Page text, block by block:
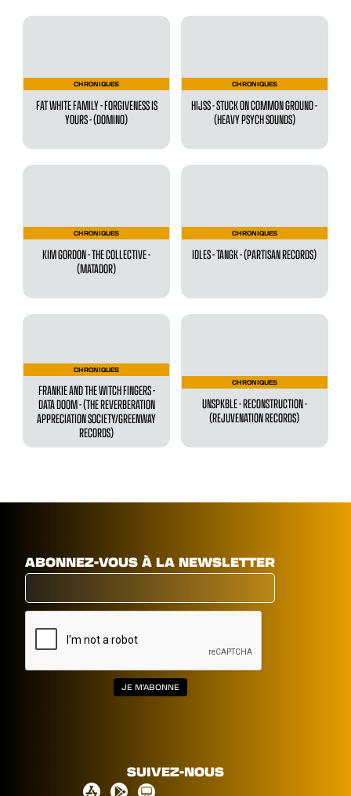
CHRONIQUES
FAT WHITE FAMILY - FORGIVENESS IS
YOURS - (DOMINO)
CHRONIQUES
HIJSS - STUCK ON COMMON GROUND -
(HEAVY PSYCH SOUNDS)
CHRONIQUES
KIM GORDON - THE COLLECTIVE -
(MATADOR)
CHRONIQUES
IDLES - TANGK - (PARTISAN RECORDS)
CHRONIQUES
FRANKIE AND THE WITCH FINGERS -
DATA DOOM - (THE REVERBERATION
APPRECIATION SOCIETY/GREENWAY
RECORDS)
CHRONIQUES
UNSPKBLE - RECONSTRUCTION -
(REJUVENATION RECORDS)
ABONNEZ-VOUS À LA NEWSLETTER
SUIVEZ-NOUS